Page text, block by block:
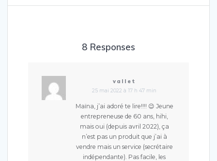
8 Responses
vallet
25 mai 2022 à 17 h 47 min
Maïna, j’ai adoré te lire!!!! 😉 Jeune
entrepreneuse de 60 ans, hihi,
mais oui (depuis avril 2022), ça
n’est pas un produit que j’ai à
vendre mais un service (secrétaire
indépendante). Pas facile, les